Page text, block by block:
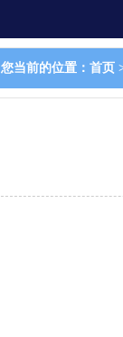
您当前的位置： 首页